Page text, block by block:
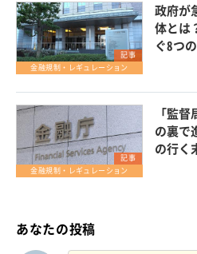
記事
金融規制・レギュレーション
政府が
体とは
ぐ8つ
記事
金融規制・レギュレーション
「監
の裏で
の行く
あなたの投稿